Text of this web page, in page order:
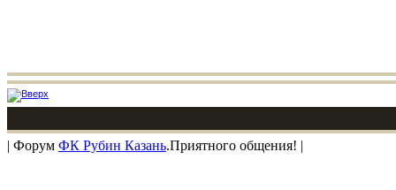
| Форум ФК Рубин Казань.Приятного общения! |